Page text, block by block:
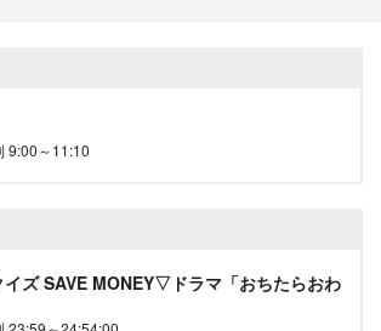
9:00～11:10
ズ SAVE MONEY▽ドラマ「おちたらおわ